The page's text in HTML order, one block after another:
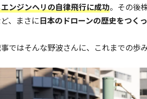
ンジンヘリの自律飛行に成功。その後
、まさに日本のドローンの歴史をつく
ではそんな野波さんに、これまでの歩